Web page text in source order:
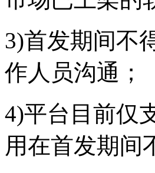
3)首发期间不
作人员沟通；
4)平台目前仅
用在首发期间